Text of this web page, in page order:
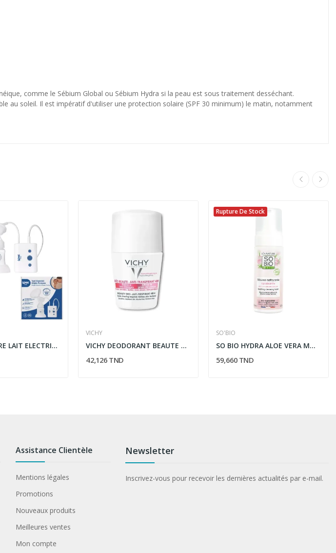
comme le Sébium Global ou Sébium Hydra si la peau est sous traitement desséchant.
au soleil. Il est impératif d'utiliser une protection solaire (SPF 30 minimum) le matin, notamment
WEE BABY TIRE LAIT ELECTRIQUE 444
VICHY
VICHY DEODORANT BEAUTE ANTI-TRANSPIRANT 48H 50ML
42,126 TND
Rupture De Stock
SO'BIO
SO BIO HYDRA ALOE VERA MOUSSE NETTOYANTE...
59,660 TND
Assistance Clientèle
Mentions légales
Promotions
Nouveaux produits
Meilleures ventes
Mon compte
Newsletter
Inscrivez-vous pour recevoir les dernières actualités par e-mail.